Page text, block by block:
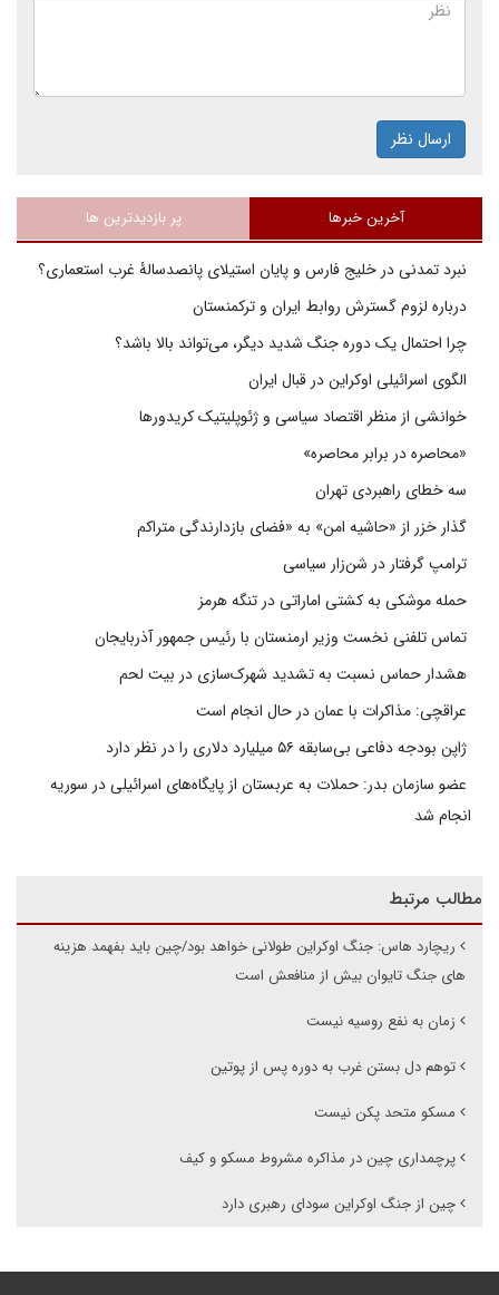
ارسال نظر
آخرین خبرها پر بازدیدترین ها
نبرد تمدنی در خلیج فارس و پایان استیلای پانصدسالۀ غرب استعماری؟
درباره لزوم گسترش روابط ایران و ترکمنستان
چرا احتمال یک دوره جنگ شدید دیگر، می‌تواند بالا باشد؟
الگوی اسرائیلی اوکراین در قبال ایران
خوانشی از منظر اقتصاد سیاسی و ژئوپلیتیک کریدورها
«محاصره در برابر محاصره»
سه خطای راهبردی تهران
گذار خزر از «حاشیه امن» به «فضای بازدارندگی متراکم
ترامپ گرفتار در شن‌زار سیاسی
حمله موشکی به کشتی اماراتی در تنگه هرمز
تماس تلفنی نخست وزیر ارمنستان با رئیس جمهور آذربایجان
هشدار حماس نسبت به تشدید شهرک‌سازی در بیت‌ لحم
عراقچی: مذاکرات با عمان در حال انجام است
ژاپن بودجه دفاعی بی‌سابقه ۵۶ میلیارد دلاری را در نظر دارد
عضو سازمان بدر: حملات به عربستان از پایگاه‌های اسرائیلی در سوریه
انجام شد
مطالب مرتبط
ریچارد هاس: جنگ اوکراین طولانی خواهد بود/چین باید بفهمد هزینه
های جنگ تایوان بیش از منافعش است
زمان به نفع روسیه نیست
توهم دل بستن غرب به دوره پس از پوتین
مسکو متحد پکن نیست
پرچمداری چین در مذاکره مشروط مسکو و کیف
چین از جنگ اوکراین سودای رهبری دارد